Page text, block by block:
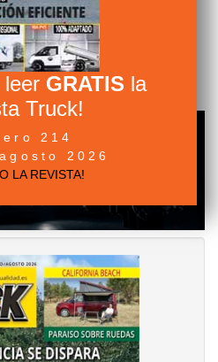
CAMIÓN ACTUALIDAD
VECES
de mercancías desde
leer GRATIS la
Truck!
214
2026
LA REVISTA!